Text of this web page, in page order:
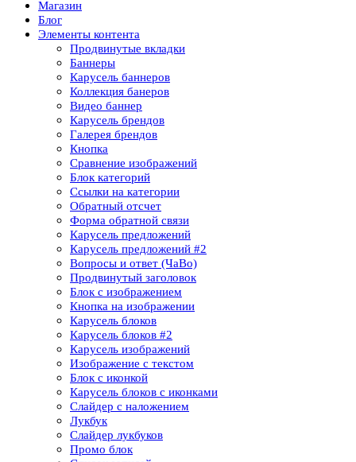
Магазин
Блог
Элементы контента
Продвинутые вкладки
Баннеры
Карусель баннеров
Коллекция банеров
Видео баннер
Карусель брендов
Галерея брендов
Кнопка
Сравнение изображений
Блок категорий
Ссылки на категории
Обратный отсчет
Форма обратной связи
Карусель предложений
Карусель предложений​ #2
Вопросы и ответ (ЧаВо)
Продвинутый заголовок
Блок с изображением
Кнопка на изображении
Карусель блоков
Карусель блоков​ #2
Карусель изображений
Изображение с текстом
Блок с иконкой
Карусель блоков с иконками
Слайдер с наложением
Лукбук
Слайдер лукбуков
Промо блок